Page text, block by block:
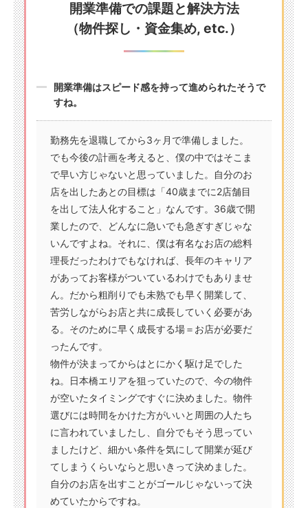
開業準備での課題と解決方法
（物件探し・資金集め, etc.）
開業準備はスピード感を持って進められたそうで
すね。
勤務先を退職してから3ヶ月で準備しました。
でも今後の計画を考えると、僕の中ではそこま
で早い方じゃないと思っていました。自分のお
店を出したあとの目標は「40歳までに2店舗目
を出して法人化すること」なんです。36歳で開
業したので、どんなに急いでも急ぎすぎじゃな
いんですよね。それに、僕は有名なお店の総料
理長だったわけでもなければ、長年のキャリア
があってお客様がついているわけでもありませ
ん。だから粗削りでも未熟でも早く開業して、
苦労しながらお店と共に成長していく必要があ
る。そのために早く成長する場＝お店が必要だ
ったんです。
物件が決まってからはとにかく駆け足でした
ね。日本橋エリアを狙っていたので、今の物件
が空いたタイミングですぐに決めました。物件
選びには時間をかけた方がいいと周囲の人たち
に言われていましたし、自分でもそう思ってい
ましたけど、細かい条件を気にして開業が延び
てしまうくらいならと思いきって決めました。
自分のお店を出すことがゴールじゃないって決
めていたからですね。